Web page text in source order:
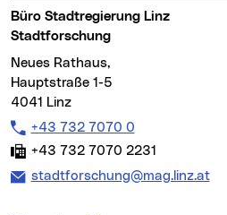
Büro Stadtregierung Linz
Stadtforschung
Neues Rathaus,
Hauptstraße 1-5
4041 Linz
Telefon:
+43 732 7070 0
Fax:
+43 732 7070 2231
E-Mail Adresse:
stadtforschung@mag.linz.at